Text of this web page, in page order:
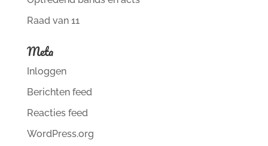
Raad van 11
Meta
Inloggen
Berichten feed
Reacties feed
WordPress.org